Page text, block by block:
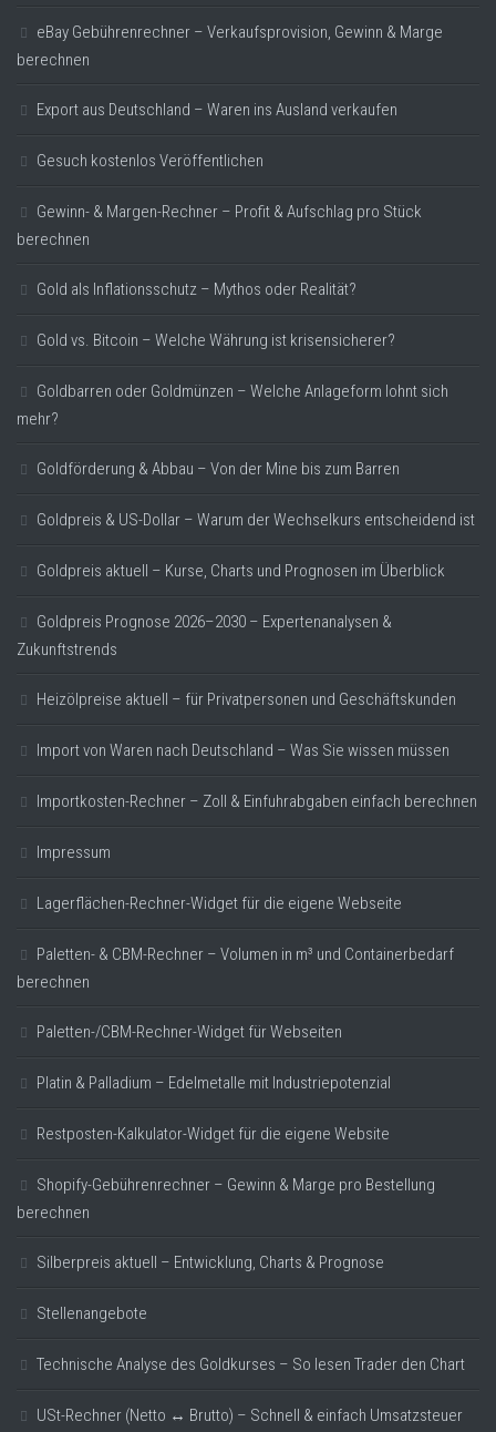
eBay Gebührenrechner – Verkaufsprovision, Gewinn & Marge
berechnen
Export aus Deutschland – Waren ins Ausland verkaufen
Gesuch kostenlos Veröffentlichen
Gewinn- & Margen-Rechner – Profit & Aufschlag pro Stück
berechnen
Gold als Inflationsschutz – Mythos oder Realität?
Gold vs. Bitcoin – Welche Währung ist krisensicherer?
Goldbarren oder Goldmünzen – Welche Anlageform lohnt sich
mehr?
Goldförderung & Abbau – Von der Mine bis zum Barren
Goldpreis & US-Dollar – Warum der Wechselkurs entscheidend ist
Goldpreis aktuell – Kurse, Charts und Prognosen im Überblick
Goldpreis Prognose 2026–2030 – Expertenanalysen &
Zukunftstrends
Heizölpreise aktuell – für Privatpersonen und Geschäftskunden
Import von Waren nach Deutschland – Was Sie wissen müssen
Importkosten-Rechner – Zoll & Einfuhrabgaben einfach berechnen
Impressum
Lagerflächen-Rechner-Widget für die eigene Webseite
Paletten- & CBM-Rechner – Volumen in m³ und Containerbedarf
berechnen
Paletten-/CBM-Rechner-Widget für Webseiten
Platin & Palladium – Edelmetalle mit Industriepotenzial
Restposten-Kalkulator-Widget für die eigene Website
Shopify-Gebührenrechner – Gewinn & Marge pro Bestellung
berechnen
Silberpreis aktuell – Entwicklung, Charts & Prognose
Stellenangebote
Technische Analyse des Goldkurses – So lesen Trader den Chart
USt-Rechner (Netto ↔ Brutto) – Schnell & einfach Umsatzsteuer